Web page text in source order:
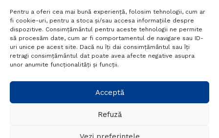
Pentru a oferi cea mai bună experiență, folosim tehnologii, cum ar
fi cookie-uri, pentru a stoca și/sau accesa informațiile despre
dispozitive. Consimțământul pentru aceste tehnologii ne permite
să procesăm date, cum ar fi comportamentul de navigare sau ID-
uri unice pe acest site. Dacă nu îți dai consimțământul sau îți
retragi consimțământul dat poate avea afecte negative asupra
unor anumite funcționalități și funcții.
Acceptă
Refuză
Termeni si conditii
Politică de confidențialitate
Politica cookies
Setări GDPR
+40 788 760 194